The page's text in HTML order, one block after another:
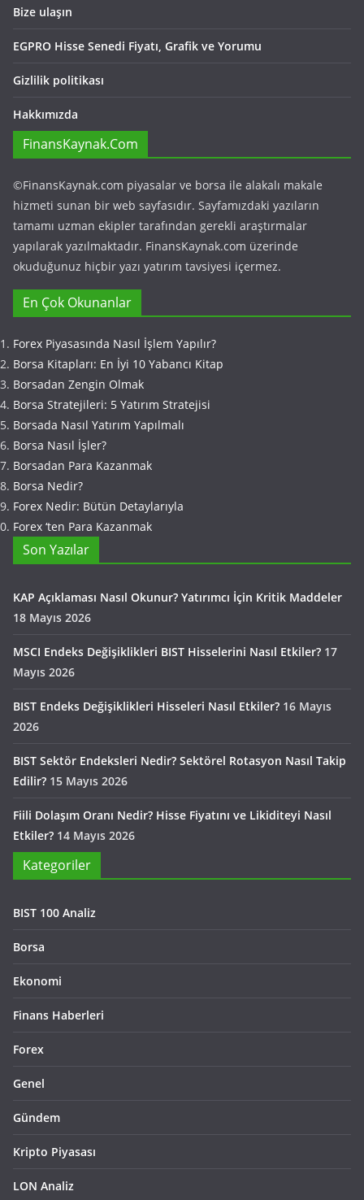
Bize ulaşın
EGPRO Hisse Senedi Fiyatı, Grafik ve Yorumu
Gizlilik politikası
Hakkımızda
FinansKaynak.Com
©FinansKaynak.com piyasalar ve borsa ile alakalı makale
hizmeti sunan bir web sayfasıdır. Sayfamızdaki yazıların
tamamı uzman ekipler tarafından gerekli araştırmalar
yapılarak yazılmaktadır. FinansKaynak.com üzerinde
okuduğunuz hiçbir yazı yatırım tavsiyesi içermez.
En Çok Okunanlar
Forex Piyasasında Nasıl İşlem Yapılır?
Borsa Kitapları: En İyi 10 Yabancı Kitap
Borsadan Zengin Olmak
Borsa Stratejileri: 5 Yatırım Stratejisi
Borsada Nasıl Yatırım Yapılmalı
Borsa Nasıl İşler?
Borsadan Para Kazanmak
Borsa Nedir?
Forex Nedir: Bütün Detaylarıyla
Forex ‘ten Para Kazanmak
Son Yazılar
KAP Açıklaması Nasıl Okunur? Yatırımcı İçin Kritik Maddeler
18 Mayıs 2026
MSCI Endeks Değişiklikleri BIST Hisselerini Nasıl Etkiler? 17
Mayıs 2026
BIST Endeks Değişiklikleri Hisseleri Nasıl Etkiler? 16 Mayıs
2026
BIST Sektör Endeksleri Nedir? Sektörel Rotasyon Nasıl Takip
Edilir? 15 Mayıs 2026
Fiili Dolaşım Oranı Nedir? Hisse Fiyatını ve Likiditeyi Nasıl
Etkiler? 14 Mayıs 2026
Kategoriler
BIST 100 Analiz
Borsa
Ekonomi
Finans Haberleri
Forex
Genel
Gündem
Kripto Piyasası
LON Analiz